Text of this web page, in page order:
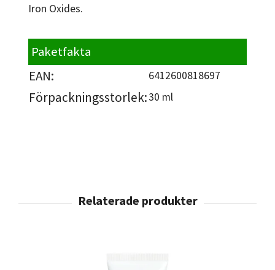
Iron Oxides.
Paketfakta
EAN: 6412600818697
Förpackningsstorlek:30 ml